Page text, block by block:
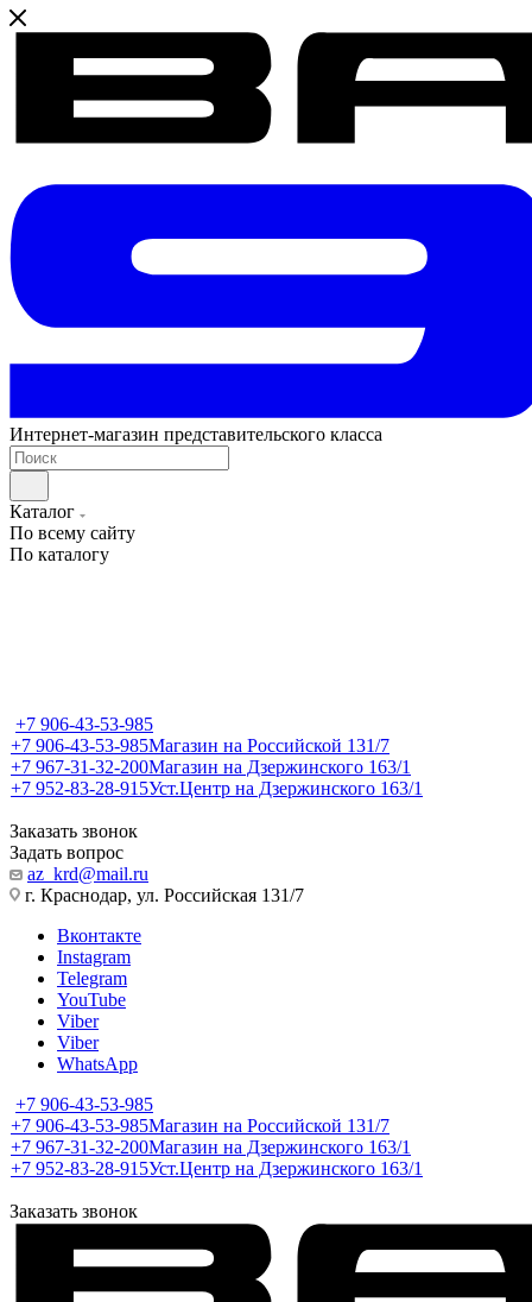
Интернет-магазин представительского класса
Каталог
По всему сайту
По каталогу
+7 906-43-53-985
+7 906-43-53-985Магазин на Российской 131/7
+7 967-31-32-200Магазин на Дзержинского 163/1
+7 952-83-28-915Уст.Центр на Дзержинского 163/1
Заказать звонок
Задать вопрос
az_krd@mail.ru
г. Краснодар, ул. Российская 131/7
Вконтакте
Instagram
Telegram
YouTube
Viber
Viber
WhatsApp
+7 906-43-53-985
+7 906-43-53-985Магазин на Российской 131/7
+7 967-31-32-200Магазин на Дзержинского 163/1
+7 952-83-28-915Уст.Центр на Дзержинского 163/1
Заказать звонок